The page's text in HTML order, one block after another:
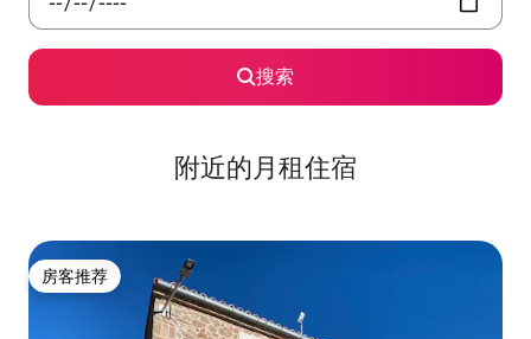
搜索
附近的月租住宿
房客推荐
房客推荐